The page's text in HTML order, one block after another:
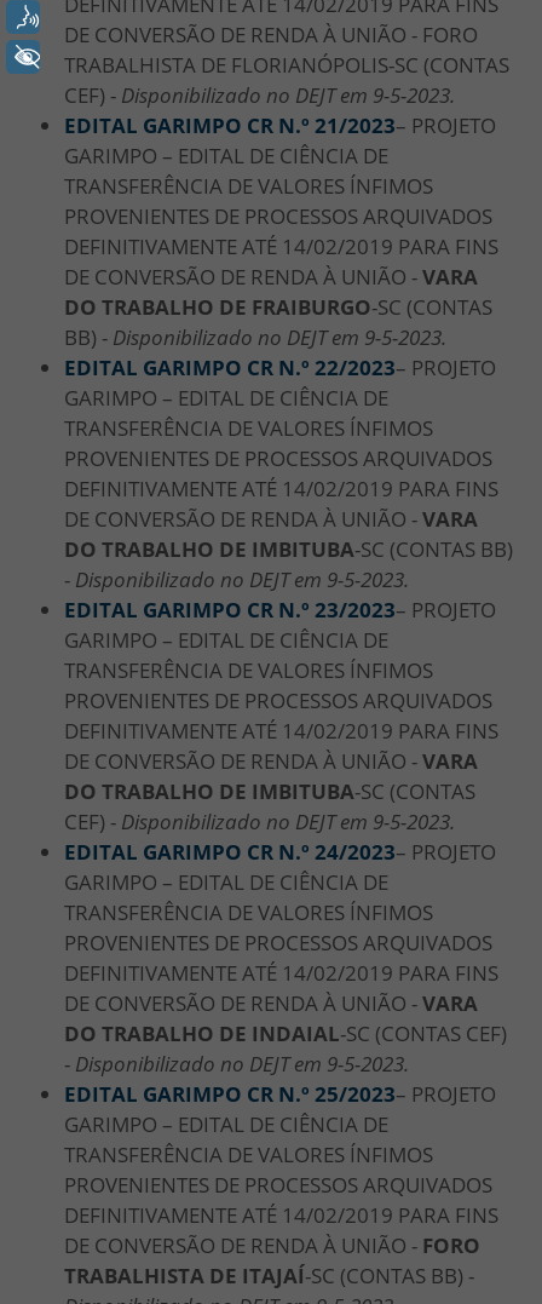
DE CONVERSÃO DE RENDA À UNIÃO - FORO
TRABALHISTA DE FLORIANÓPOLIS-SC (CONTAS
CEF) - Disponibilizado no DEJT em 9-5-2023.
EDITAL GARIMPO CR N.º 21/2023– PROJETO
GARIMPO – EDITAL DE CIÊNCIA DE
TRANSFERÊNCIA DE VALORES ÍNFIMOS
PROVENIENTES DE PROCESSOS ARQUIVADOS
DEFINITIVAMENTE ATÉ 14/02/2019 PARA FINS
DE CONVERSÃO DE RENDA À UNIÃO -VARA
DO TRABALHO DE FRAIBURGO-SC (CONTAS
BB) - Disponibilizado no DEJT em 9-5-2023.
EDITAL GARIMPO CR N.º 22/2023– PROJETO
GARIMPO – EDITAL DE CIÊNCIA DE
TRANSFERÊNCIA DE VALORES ÍNFIMOS
PROVENIENTES DE PROCESSOS ARQUIVADOS
DEFINITIVAMENTE ATÉ 14/02/2019 PARA FINS
DE CONVERSÃO DE RENDA À UNIÃO -VARA
DO TRABALHO DE IMBITUBA-SC (CONTAS BB)
- Disponibilizado no DEJT em 9-5-2023.
EDITAL GARIMPO CR N.º 23/2023– PROJETO
GARIMPO – EDITAL DE CIÊNCIA DE
TRANSFERÊNCIA DE VALORES ÍNFIMOS
PROVENIENTES DE PROCESSOS ARQUIVADOS
DEFINITIVAMENTE ATÉ 14/02/2019 PARA FINS
DE CONVERSÃO DE RENDA À UNIÃO -VARA
DO TRABALHO DE IMBITUBA-SC (CONTAS
CEF) - Disponibilizado no DEJT em 9-5-2023.
EDITAL GARIMPO CR N.º 24/2023– PROJETO
GARIMPO – EDITAL DE CIÊNCIA DE
TRANSFERÊNCIA DE VALORES ÍNFIMOS
PROVENIENTES DE PROCESSOS ARQUIVADOS
DEFINITIVAMENTE ATÉ 14/02/2019 PARA FINS
DE CONVERSÃO DE RENDA À UNIÃO -VARA
DO TRABALHO DE INDAIAL-SC (CONTAS CEF)
- Disponibilizado no DEJT em 9-5-2023.
EDITAL GARIMPO CR N.º 25/2023– PROJETO
GARIMPO – EDITAL DE CIÊNCIA DE
TRANSFERÊNCIA DE VALORES ÍNFIMOS
PROVENIENTES DE PROCESSOS ARQUIVADOS
DEFINITIVAMENTE ATÉ 14/02/2019 PARA FINS
DE CONVERSÃO DE RENDA À UNIÃO - FORO
TRABALHISTA DE ITAJAÍ-SC (CONTAS BB) -
Voz
+ Acessibilidade